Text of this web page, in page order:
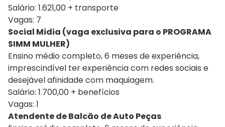
Salário: 1.621,00 + transporte
Vagas: 7
Social Midia (vaga exclusiva para o PROGRAMA
SIMM MULHER)
Ensino médio completo, 6 meses de experiência,
imprescindível ter experiência com redes sociais e
desejável afinidade com maquiagem.
Salário: 1.700,00 + benefícios
Vagas: 1
Atendente de Balcão de Auto Peças